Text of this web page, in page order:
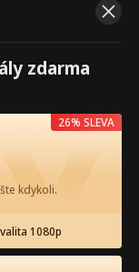
zdarma
kdykoli.
1080p
26% SLEVA